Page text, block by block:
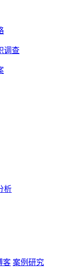
调查
析
客 案例研究